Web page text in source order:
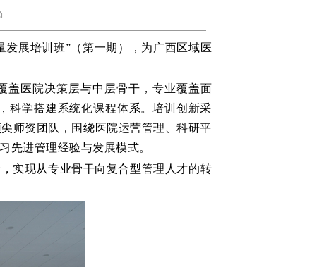
发展培训班”（第一期 ）
，为广西区域医
盖医院决策层与中层骨干，专业覆盖面
科学搭建系统化课程体系。培训创新采
师资团队，围绕医院运营管理、科研平
先进管理经验与发展模式。
实现从专业骨干向复合型管理人才的转